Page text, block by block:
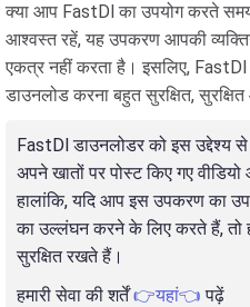
क्या आप FastDl का उपयोग करते समय
आश्वस्त रहें, यह उपकरण आपकी
एकत्र नहीं करता है। इसलिए,
डाउनलोड करना बहुत सुरक्षित,
FastDl डाउनलोडर को इस उद्देश्य से
अपने खातों पर पोस्ट किए गए
हालांकि, यदि आप इस उपकरण का
का उल्लंघन करने के लिए करते हैं, तो
सुरक्षित रखते हैं।
हमारी सेवा की शर्तें👉यहां👈 पढ़ें